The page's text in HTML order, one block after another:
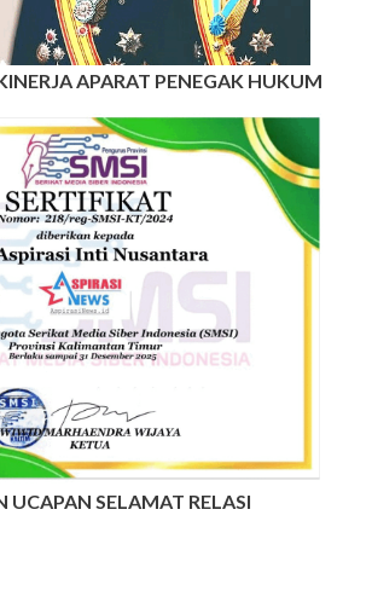
APARAT PENEGAK HUKUM
UCAPAN SELAMAT RELASI